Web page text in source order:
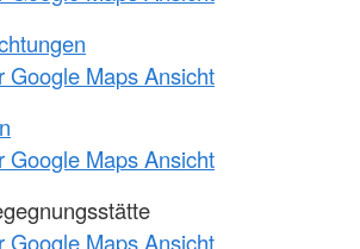
Google Maps Ansicht
Google Maps Ansicht
Google Maps Ansicht